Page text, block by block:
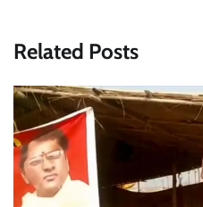
Related Posts